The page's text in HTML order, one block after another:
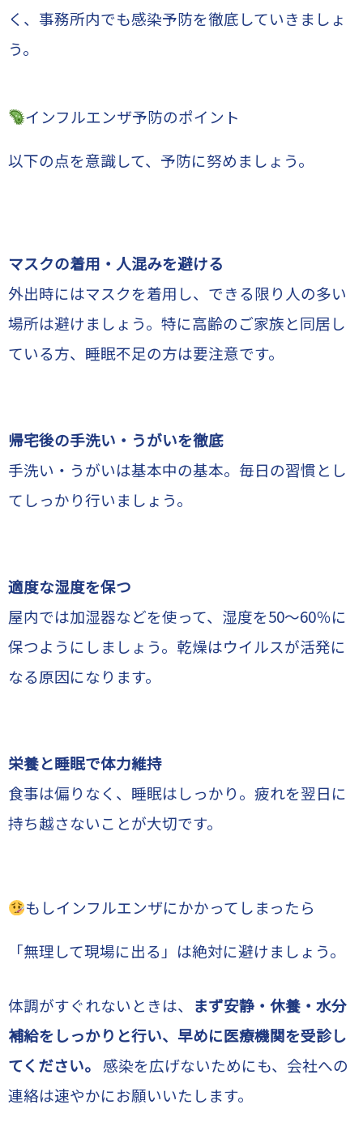
く、事務所内でも感染予防を徹底していきましょ
う。
インフルエンザ予防のポイント
以下の点を意識して、予防に努めましょう。
マスクの着用・人混みを避ける
外出時にはマスクを着用し、できる限り人の多い
場所は避けましょう。特に高齢のご家族と同居し
ている方、睡眠不足の方は要注意です。
帰宅後の手洗い・うがいを徹底
手洗い・うがいは基本中の基本。毎日の習慣とし
てしっかり行いましょう。
適度な湿度を保つ
屋内では加湿器などを使って、湿度を50～60％に
保つようにしましょう。乾燥はウイルスが活発に
なる原因になります。
栄養と睡眠で体力維持
食事は偏りなく、睡眠はしっかり。疲れを翌日に
持ち越さないことが大切です。
もしインフルエンザにかかってしまったら
「無理して現場に出る」は絶対に避けましょう。
体調がすぐれないときは、 まず安静・休養・水分
補給をしっかりと行い、早めに医療機関を受診し
てください。 感染を広げないためにも、会社への
連絡は速やかにお願いいたします。